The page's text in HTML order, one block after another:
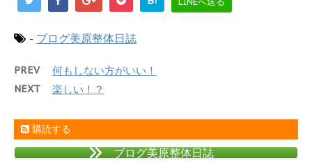
- ブログ美原整体日誌
PREV 何もしない方がいい！
NEXT 楽しい！？
購読する
ブログ美原整体日誌